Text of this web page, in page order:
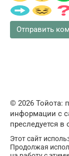
© 2026 Тойота:
информации с
преследуется
Этот сайт
Продолжая